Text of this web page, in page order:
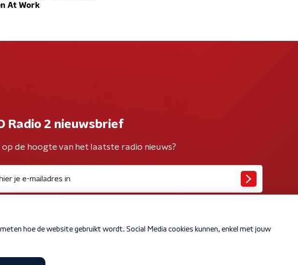
At Work
Radio 2 nieuwsbrief
de hoogte van het laatste radio nieuws?